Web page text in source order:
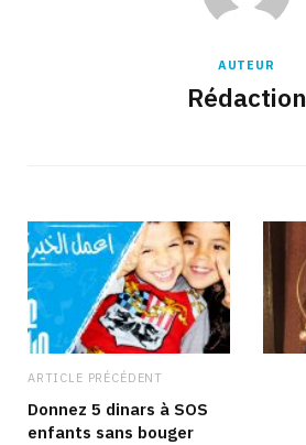
AUTEUR
Rédaction
ARTICLE PRÉCÉDENT
Donnez 5 dinars à SOS
enfants sans bouger